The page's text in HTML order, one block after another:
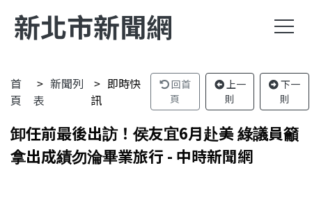
新北市新聞網
首
頁
新聞列
表
即時快
訊
回首
頁
上一
則
下一
則
卸任前最後出訪！侯友宜6月赴美 綠議員籲
拿出成績勿淪畢業旅行 - 中時新聞網